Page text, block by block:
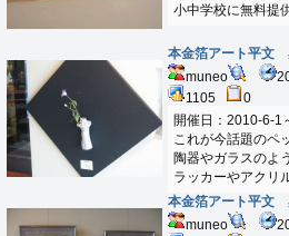
小中学校に無料提
本金箔アート平文
muneo
1105
0
開催日：2010-6-1
これが今話題のペ
陶器やガラスのよ
ラッカーやアクリ
本金箔アート平文
muneo